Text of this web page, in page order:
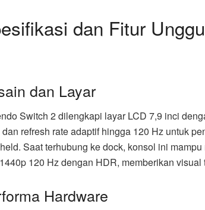
dan Fitur
dan Layar
Switch 2 dilengkapi layar LCD 7,9 inci
refresh rate adaptif hingga 120 Hz untuk
Saat terhubung ke dock, konsol ini
120 Hz dengan HDR, memberikan visual
Hardware